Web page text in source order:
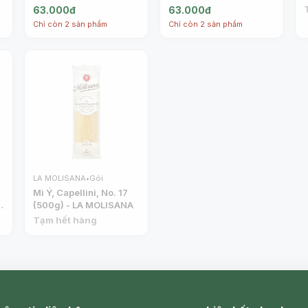
63.000đ
Chỉ còn 2 sản phẩm
63.000đ
Chỉ còn 2 sản phẩm
LA MOLISANA•Gói
Mì Ý, Capellini, No. 17
(500g) - LA MOLISANA
Tạm hết hàng